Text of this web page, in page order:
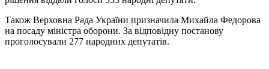
Також Верховна Рада України призначила Михайла Федорова
на посаду міністра оборони. За відповідну постанову
проголосували 277 народних депутатів.